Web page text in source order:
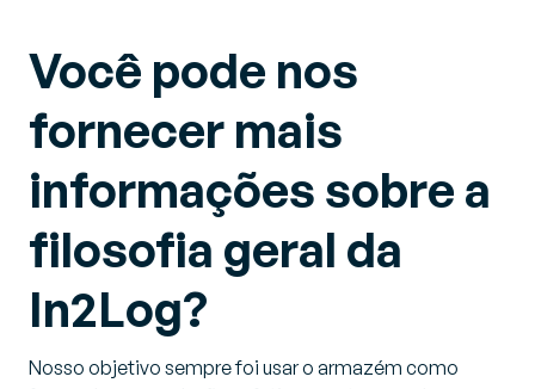
Você pode nos
fornecer mais
informações sobre a
filosofia geral da
In2Log?
Nosso objetivo sempre foi usar o armazém como